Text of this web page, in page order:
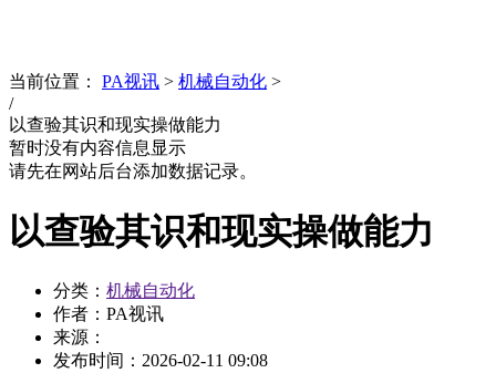
当前位置： PA视讯 > 机械自动化 >
/
以查验其识和现实操做能力
暂时没有内容信息显示
请先在网站后台添加数据记录。
以查验其识和现实操做能力
分类： 机械自动化
作者：PA视讯
来源：
发布时间： 2026-02-11 09:08